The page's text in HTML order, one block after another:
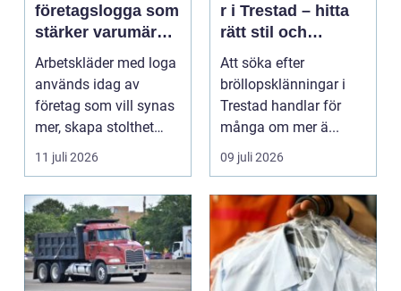
företagslogga som
stärker varumärket
varje dag
Arbetskläder med loga
används idag av
företag som vill synas
mer, skapa stolthet
inte...
11 juli 2026
r i Trestad – hitta
rätt stil och
passform inför den
stora dagen
Att söka efter
bröllopsklänningar i
Trestad handlar för
många om mer ä...
09 juli 2026